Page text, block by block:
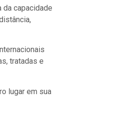
da capacidade
tratadas e
lugar em sua